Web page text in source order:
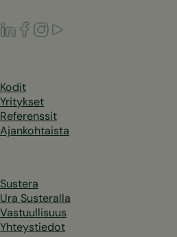
LinkedIn
Facebook
Instagram
Kodit
Yritykset
Referenssit
Ajankohtaista
Sustera
Ura Susteralla
Vastuullisuus
Yhteystiedot